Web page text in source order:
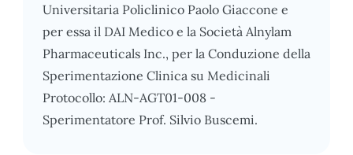
Universitaria Policlinico Paolo Giaccone e
per essa il DAI Medico e la Società Alnylam
Pharmaceuticals Inc., per la Conduzione della
Sperimentazione Clinica su Medicinali
Protocollo: ALN-AGT01-008 -
Sperimentatore Prof. Silvio Buscemi.